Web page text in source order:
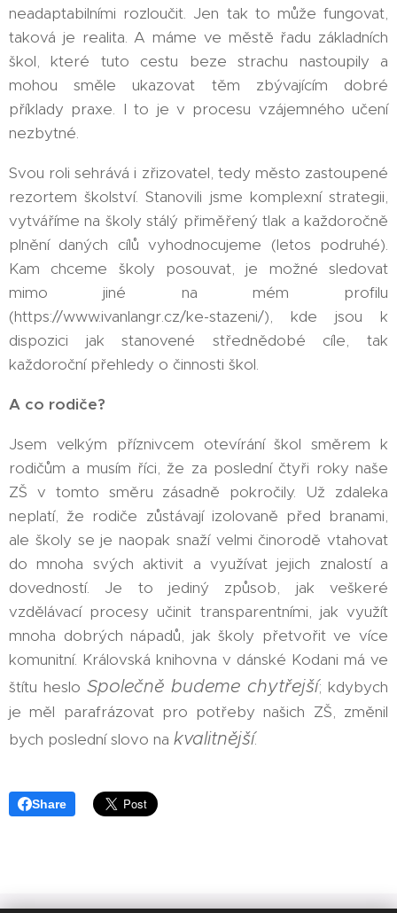
neadaptabilními rozloučit. Jen tak to může fungovat,
taková je realita. A máme ve městě řadu základních
škol, které tuto cestu beze strachu nastoupily a
mohou směle ukazovat těm zbývajícím dobré
příklady praxe. I to je v procesu vzájemného učení
nezbytné.
Svou roli sehrává i zřizovatel, tedy město zastoupené
rezortem školství. Stanovili jsme komplexní strategii,
vytváříme na školy stálý přiměřený tlak a každoročně
plnění daných cílů vyhodnocujeme (letos podruhé).
Kam chceme školy posouvat, je možné sledovat
mimo jiné na mém profilu
(https://www.ivanlangr.cz/ke-stazeni/), kde jsou k
dispozici jak stanovené střednědobé cíle, tak
každoroční přehledy o činnosti škol.
A co rodiče?
Jsem velkým příznivcem otevírání škol směrem k
rodičům a musím říci, že za poslední čtyři roky naše
ZŠ v tomto směru zásadně pokročily. Už zdaleka
neplatí, že rodiče zůstávají izolovaně před branami,
ale školy se je naopak snaží velmi činorodě vtahovat
do mnoha svých aktivit a využívat jejich znalostí a
dovedností. Je to jediný způsob, jak veškeré
vzdělávací procesy učinit transparentními, jak využít
mnoha dobrých nápadů, jak školy přetvořit ve více
komunitní. Královská knihovna v dánské Kodani má ve
štítu heslo Společně budeme chytřejší; kdybych
je měl parafrázovat pro potřeby našich ZŠ, změnil
bych poslední slovo na kvalitnější.
Share